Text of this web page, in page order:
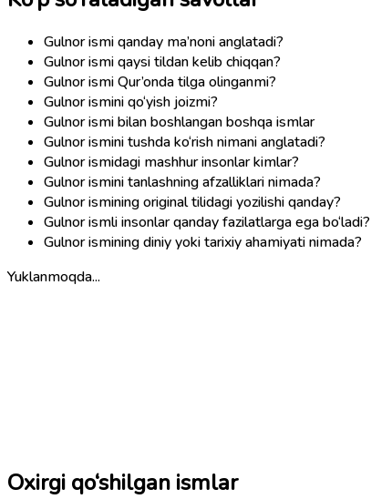
Gulnor ismi qanday ma’noni anglatadi?
Gulnor ismi qaysi tildan kelib chiqqan?
Gulnor ismi Qur’onda tilga olinganmi?
Gulnor ismini qo‘yish joizmi?
Gulnor ismi bilan boshlangan boshqa ismlar
Gulnor ismini tushda ko‘rish nimani anglatadi?
Gulnor ismidagi mashhur insonlar kimlar?
Gulnor ismini tanlashning afzalliklari nimada?
Gulnor ismining original tilidagi yozilishi qanday?
Gulnor ismli insonlar qanday fazilatlarga ega bo‘ladi?
Gulnor ismining diniy yoki tarixiy ahamiyati nimada?
Yuklanmoqda...
Oxirgi qo‘shilgan ismlar